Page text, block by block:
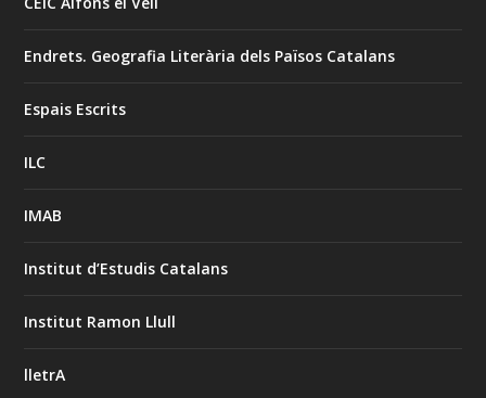
Endrets. Geografia Literària dels Països Catalans
Espais Escrits
ILC
IMAB
Institut d’Estudis Catalans
Institut Ramon Llull
lletrA